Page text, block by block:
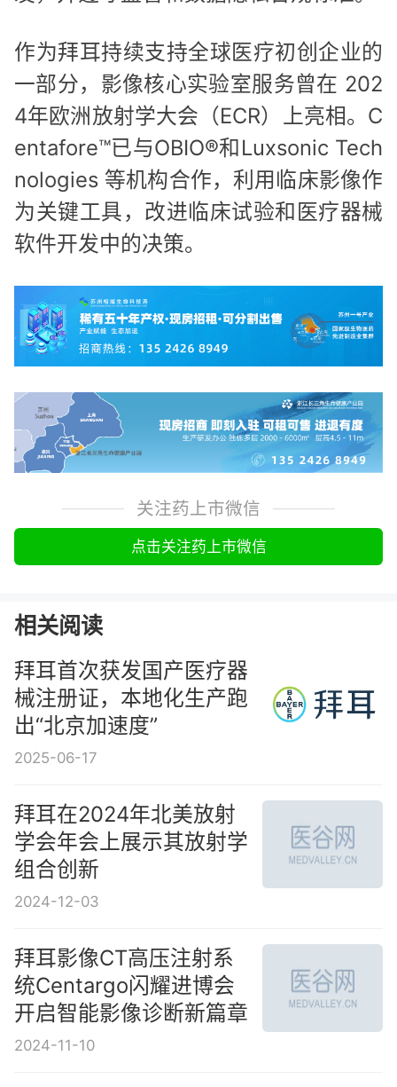
作为拜耳持续支持全球医疗初创企业的
一部分，影像核心实验室服务曾在 202
4年欧洲放射学大会（ECR）上亮相。C
entafore™已与OBIO®和Luxsonic Tech
nologies 等机构合作，利用临床影像作
为关键工具，改进临床试验和医疗器械
软件开发中的决策。
关注药上市微信
点击关注药上市微信
相关阅读
拜耳首次获发国产医疗器
械注册证，本地化生产跑
出“北京加速度”
2025-06-17
拜耳在2024年北美放射
学会年会上展示其放射学
组合创新
2024-12-03
拜耳影像CT高压注射系
统Centargo闪耀进博会
开启智能影像诊断新篇章
2024-11-10